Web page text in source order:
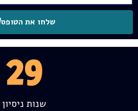
שלחו את הטופס
שנות ניסיון
29